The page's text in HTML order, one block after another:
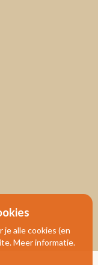
je alle cookies (en
Meer informatie.